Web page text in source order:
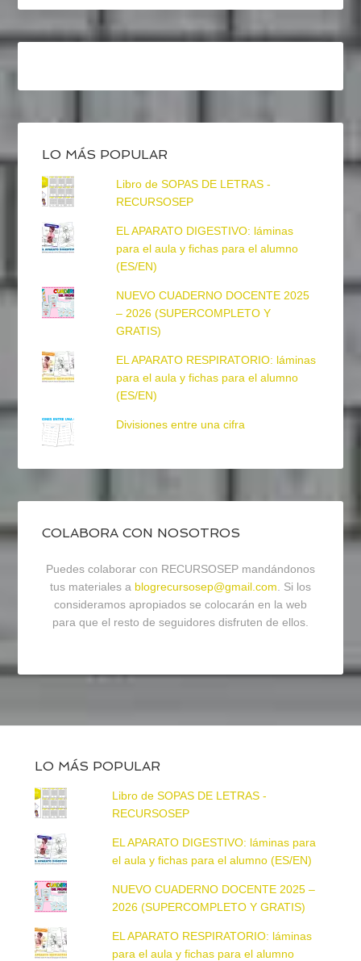
LO MÁS POPULAR
Libro de SOPAS DE LETRAS -
RECURSOSEP
EL APARATO DIGESTIVO: láminas
para el aula y fichas para el alumno
(ES/EN)
NUEVO CUADERNO DOCENTE 2025
– 2026 (SUPERCOMPLETO Y
GRATIS)
EL APARATO RESPIRATORIO: láminas
para el aula y fichas para el alumno
(ES/EN)
Divisiones entre una cifra
COLABORA CON NOSOTROS
Puedes colaborar con RECURSOSEP mandándonos
tus materiales a blogrecursosep@gmail.com. Si los
consideramos apropiados se colocarán en la web
para que el resto de seguidores disfruten de ellos.
LO MÁS POPULAR
Libro de SOPAS DE LETRAS -
RECURSOSEP
EL APARATO DIGESTIVO: láminas para
el aula y fichas para el alumno (ES/EN)
NUEVO CUADERNO DOCENTE 2025 –
2026 (SUPERCOMPLETO Y GRATIS)
EL APARATO RESPIRATORIO: láminas
para el aula y fichas para el alumno